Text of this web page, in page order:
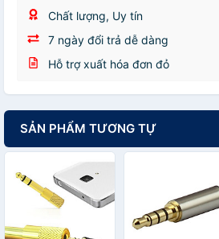
Chất lượng, Uy tín
7 ngày đổi trả dễ dàng
Hỗ trợ xuất hóa đơn đỏ
SẢN PHẨM TƯƠNG TỰ